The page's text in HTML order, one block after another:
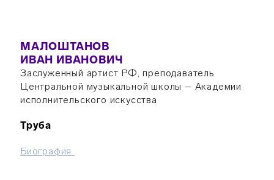
МАЛОШТАНОВ
ИВАН ИВАНОВИЧ
Заслуженный артист РФ, преподаватель
Центральной музыкальной школы – Академии
исполнительского искусства
Труба
Биография